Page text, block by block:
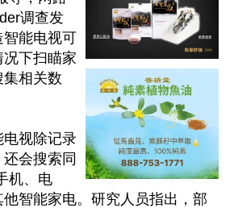
调查发
能电视可
下扫瞄家
相关数
视除记录
会搜索同
机、电
智能家电。研究人员指出，部